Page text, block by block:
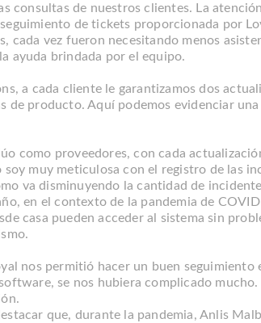
consultas de nuestros clientes. La
de tickets proporcionada por
cada vez fueron necesitando menos
ayuda brindada por el equipo.
a cada cliente le garantizamos dos
de producto. Aquí podemos evidenciar
como proveedores, con cada
soy muy meticulosa con el registro de las
va disminuyendo la cantidad de
en el contexto de la pandemia de
casa pueden acceder al sistema sin
nos permitió hacer un buen seguimiento
se nos hubiera complicado mucho.
que, durante la pandemia, Anlis